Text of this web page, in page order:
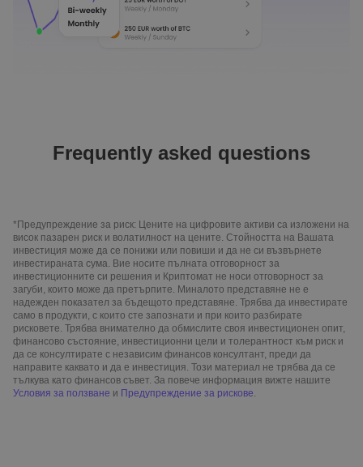
Frequently asked questions
*Предупреждение за риск: Цените на цифровите активи са изложени на
висок пазарен риск и волатилност на цените. Стойността на Вашата
инвестиция може да се понижи или повиши и да не си възвърнете
инвестираната сума. Вие носите пълната отговорност за
инвестиционните си решения и Криптомат не носи отговорност за
загуби, които може да претърпите. Миналото представяне не е
надежден показател за бъдещото представяне. Трябва да инвестирате
само в продукти, с които сте запознати и при които разбирате
рисковете. Трябва внимателно да обмислите своя инвестиционен опит,
финансово състояние, инвестиционни цели и толерантност към риск и
да се консултирате с независим финансов консултант, преди да
направите каквато и да е инвестиция. Този материал не трябва да се
тълкува като финансов съвет. За повече информация вижте нашите
Условия за ползване и Предупреждение за рискове.